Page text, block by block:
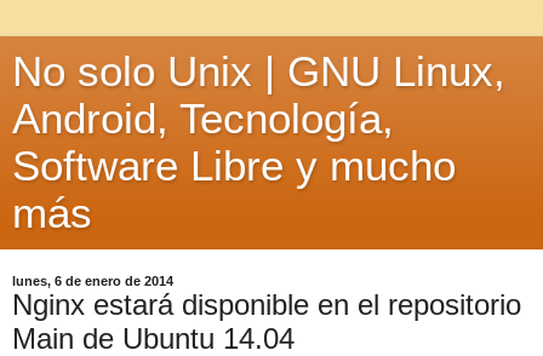
No solo Unix | GNU Linux,
Android, Tecnología,
Software Libre y mucho
más
lunes, 6 de enero de 2014
Nginx estará disponible en el repositorio
Main de Ubuntu 14.04